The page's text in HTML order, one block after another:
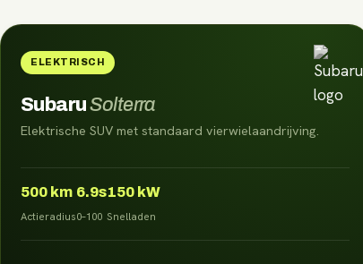
ELEKTRISCH
SubaruSolterra
Elektrische SUV met standaard vierwielaandrijving.
500 km
Actieradius
6.9s
0–100
150 kW
Snelladen